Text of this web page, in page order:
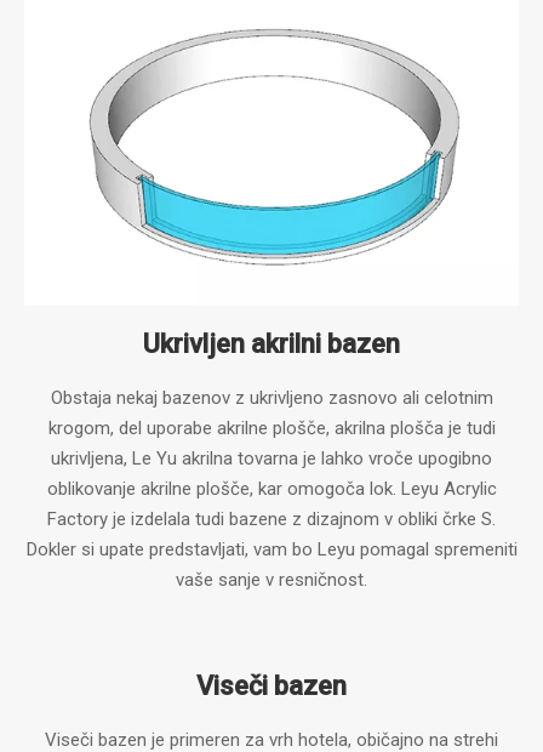
Ukrivljen akrilni bazen
Obstaja nekaj bazenov z ukrivljeno zasnovo ali celotnim
krogom, del uporabe akrilne plošče, akrilna plošča je tudi
ukrivljena, Le Yu akrilna tovarna je lahko vroče upogibno
oblikovanje akrilne plošče, kar omogoča lok. Leyu Acrylic
Factory je izdelala tudi bazene z dizajnom v obliki črke S.
Dokler si upate predstavljati, vam bo Leyu pomagal spremeniti
vaše sanje v resničnost.
Viseči bazen
Viseči bazen je primeren za vrh hotela, običajno na strehi